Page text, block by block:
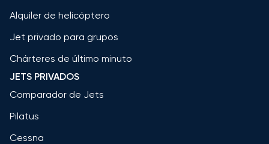
Alquiler de helicóptero
Jet privado para grupos
Chárteres de último minuto
JETS PRIVADOS
Comparador de Jets
Pilatus
Cessna